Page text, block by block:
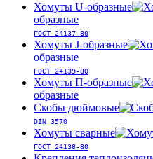
Хомуты U-образные
образные
ГОСТ 24137-80
Хомуты J-образные
образные
ГОСТ 24139-80
Хомуты П-образные
образные
Скобы дюймовые
DIN 3570
Хомуты сварные
ГОСТ 24138-80